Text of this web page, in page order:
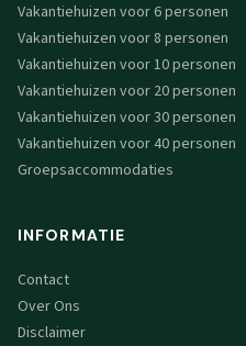
Vakantiehuizen voor 6 personen
Vakantiehuizen voor 8 personen
Vakantiehuizen voor 10 personen
Vakantiehuizen voor 20 personen
Vakantiehuizen voor 30 personen
Vakantiehuizen voor 40 personen
Groepsaccommodaties
INFORMATIE
Contact
Over Ons
Disclaimer